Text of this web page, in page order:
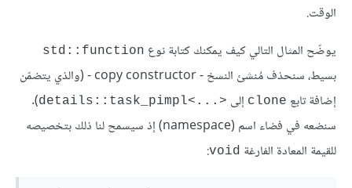
الوقت.
يوضّح المثال التالي كيف يمكنك كتابة نوع ‎std::function‎
بسيط، سنحذف مُنشئ النسخ - copy constructor - (والذي يتضمّن
إضافة تابع ‎clone‎ إلى ‎details::task_pimpl<...>‎
).
سنضعه في فضاء اسم (namespace) إذ سيسمح لنا ذلك بتخصيصه
للقيمة المعادة الفارغة void
: